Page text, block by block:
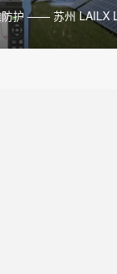
护 —— 苏州 LAILX